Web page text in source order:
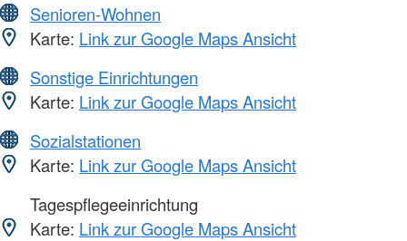
Senioren-Wohnen
Karte: Link zur Google Maps Ansicht
Sonstige Einrichtungen
Karte: Link zur Google Maps Ansicht
Sozialstationen
Karte: Link zur Google Maps Ansicht
Tagespflegeeinrichtung
Karte: Link zur Google Maps Ansicht